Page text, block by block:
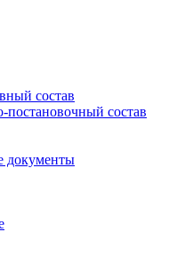
состав
постановочный состав
документы